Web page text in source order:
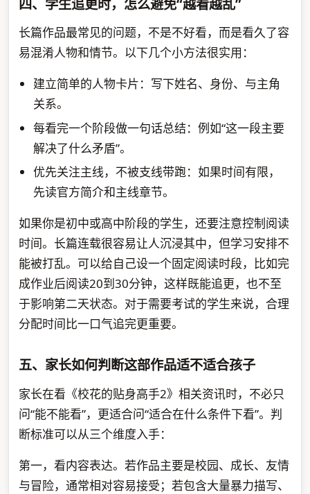
长篇作品最常见的问题，不是不好看，而是看久了容
易混淆人物和情节。以下几个小方法很实用：
建立简单的人物卡片：写下姓名、身份、与主角
关系。
每看完一个阶段做一句话总结：例如“这一段主要
解决了什么矛盾”。
优先关注主线，不被支线带跑：如果时间有限，
先读官方简介和主线章节。
如果你是初中或高中阶段的学生，还要注意控制阅读
时间。长篇连载很容易让人沉浸其中，但学习安排不
能被打乱。可以给自己设一个固定阅读时段，比如完
成作业后阅读20到30分钟，这样既能追更，也不至
于影响第二天状态。对于需要考试的学生来说，合理
分配时间比一口气追完更重要。
五、家长如何判断这部作品适不适合孩子
家长在看《校花的贴身高手2》相关资讯时，不必只
问“能不能看”，更适合问“适合在什么条件下看”。判
断标准可以从三个维度入手：
第一，看内容表达。若作品主要是校园、成长、友情
与冒险，通常相对容易接受；若包含大量暴力描写、